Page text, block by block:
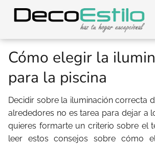
Cómo elegir la
para la piscina
Decidir sobre la iluminación correcta
alrededores no es tarea para dejar a
quieres formarte un criterio sobre el
leer estos consejos sobre cómo